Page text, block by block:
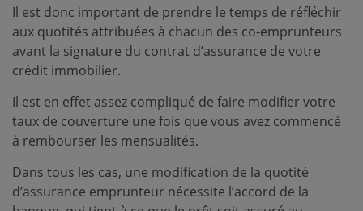
Il est donc important de prendre le temps de réfléchir
aux quotités attribuées à chacun des co-emprunteurs
avant la signature du contrat d’assurance de votre
crédit immobilier.
Il est en effet assez compliqué de faire modifier votre
taux de couverture une fois que vous avez commencé
à rembourser les mensualités.
Dans tous les cas, une modification de la quotité
d’assurance emprunteur nécessite l’accord de la